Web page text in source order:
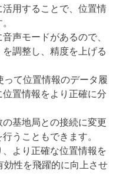
用することで、位置情
声モードがあるので、
調整し、精度を上げる
て位置情報のデータ履
置情報をより正確に分
基地局との接続に変更
うこともできます。
より正確な位置情報を
効性を飛躍的に向上させ